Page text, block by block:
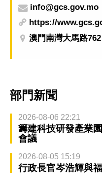
info@gcs.gov.mo
https://
澳門南灣大馬路
部門新聞
2026-08-06 22:21
籌建科技研發產業
會議
2026-08-05 15:19
行政長官岑浩輝與